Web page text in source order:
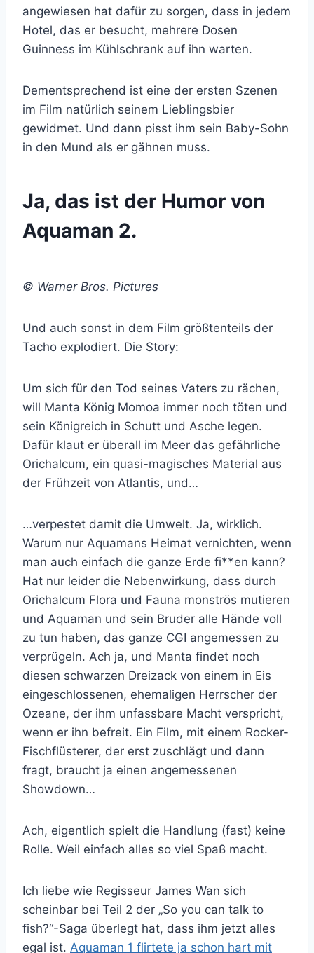
angewiesen hat dafür zu sorgen, dass in jedem
Hotel, das er besucht, mehrere Dosen
Guinness im Kühlschrank auf ihn warten.
Dementsprechend ist eine der ersten Szenen
im Film natürlich seinem Lieblingsbier
gewidmet. Und dann pisst ihm sein Baby-Sohn
in den Mund als er gähnen muss.
Ja, das ist der Humor von
Aquaman 2.
© Warner Bros. Pictures
Und auch sonst in dem Film größtenteils der
Tacho explodiert. Die Story:
Um sich für den Tod seines Vaters zu rächen,
will Manta König Momoa immer noch töten und
sein Königreich in Schutt und Asche legen.
Dafür klaut er überall im Meer das gefährliche
Orichalcum, ein quasi-magisches Material aus
der Frühzeit von Atlantis, und…
…verpestet damit die Umwelt. Ja, wirklich.
Warum nur Aquamans Heimat vernichten, wenn
man auch einfach die ganze Erde fi**en kann?
Hat nur leider die Nebenwirkung, dass durch
Orichalcum Flora und Fauna monströs mutieren
und Aquaman und sein Bruder alle Hände voll
zu tun haben, das ganze CGI angemessen zu
verprügeln. Ach ja, und Manta findet noch
diesen schwarzen Dreizack von einem in Eis
eingeschlossenen, ehemaligen Herrscher der
Ozeane, der ihm unfassbare Macht verspricht,
wenn er ihn befreit. Ein Film, mit einem Rocker-
Fischflüsterer, der erst zuschlägt und dann
fragt, braucht ja einen angemessenen
Showdown…
Ach, eigentlich spielt die Handlung (fast) keine
Rolle. Weil einfach alles so viel Spaß macht.
Ich liebe wie Regisseur James Wan sich
scheinbar bei Teil 2 der „So you can talk to
fish?“-Saga überlegt hat, dass ihm jetzt alles
egal ist. Aquaman 1 flirtete ja schon hart mit